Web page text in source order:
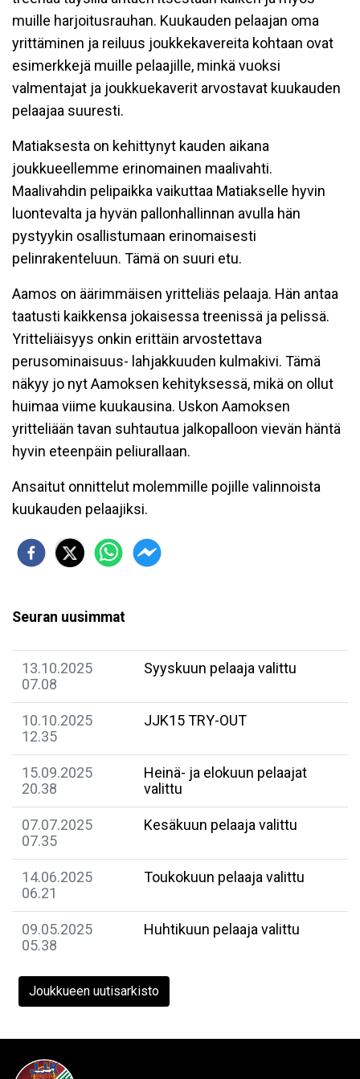
muille harjoitusrauhan. Kuukauden pelaajan oma
yrittäminen ja reiluus joukkekavereita kohtaan ovat
esimerkkejä muille pelaajille, minkä vuoksi
valmentajat ja joukkuekaverit arvostavat kuukauden
pelaajaa suuresti.
Matiaksesta on kehittynyt kauden aikana
joukkueellemme erinomainen maalivahti.
Maalivahdin pelipaikka vaikuttaa Matiakselle hyvin
luontevalta ja hyvän pallonhallinnan avulla hän
pystyykin osallistumaan erinomaisesti
pelinrakenteluun. Tämä on suuri etu.
Aamos on äärimmäisen yritteliäs pelaaja. Hän antaa
taatusti kaikkensa jokaisessa treenissä ja pelissä.
Yritteliäisyys onkin erittäin arvostettava
perusominaisuus- lahjakkuuden kulmakivi. Tämä
näkyy jo nyt Aamoksen kehityksessä, mikä on ollut
huimaa viime kuukausina. Uskon Aamoksen
yritteliään tavan suhtautua jalkopalloon vievän häntä
hyvin eteenpäin peliurallaan.
Ansaitut onnittelut molemmille pojille valinnoista
kuukauden pelaajiksi.
Seuran uusimmat
13.10.2025
07.08
Syyskuun pelaaja valittu
10.10.2025
12.35
JJK15 TRY-OUT
15.09.2025
20.38
Heinä- ja elokuun pelaajat
valittu
07.07.2025
07.35
Kesäkuun pelaaja valittu
14.06.2025
06.21
Toukokuun pelaaja valittu
09.05.2025
05.38
Huhtikuun pelaaja valittu
Joukkueen uutisarkisto